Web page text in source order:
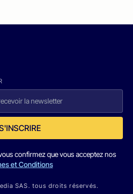
confirmez que vous acceptez nos
et Conditions
SAS. tous droits réservés.